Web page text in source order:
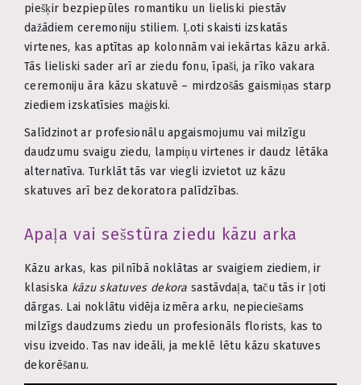
piešķir bezpiepūles romantiku un lieliski piestāv
dažādiem ceremoniju stiliem. Ļoti skaisti izskatās
virtenes, kas aptītas ap kolonnām vai iekārtas kāzu arkā.
Tās lieliski sader arī ar ziedu fonu, īpaši, ja rīko vakara
ceremoniju āra kāzu skatuvē – mirdzošās gaismiņas starp
ziediem izskatīsies maģiski.
Salīdzinot ar profesionālu apgaismojumu vai milzīgu
daudzumu svaigu ziedu, lampiņu virtenes ir daudz lētāka
alternatīva. Turklāt tās var viegli izvietot uz kāzu
skatuves arī bez dekoratora palīdzības.
Apaļa vai sešstūra ziedu kāzu arka
Kāzu arkas, kas pilnībā noklātas ar svaigiem ziediem, ir
klasiska kāzu skatuves dekora sastāvdaļa, taču tās ir ļoti
dārgas. Lai noklātu vidēja izmēra arku, nepieciešams
milzīgs daudzums ziedu un profesionāls florists, kas to
visu izveido. Tas nav ideāli, ja meklē lētu kāzu skatuves
dekorēšanu.